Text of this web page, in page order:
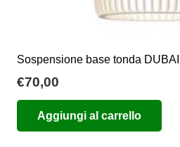
Sospensione base tonda DUBAI
€70,00
Aggiungi al carrello